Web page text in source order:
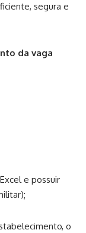
segura e
da vaga
e possuir
o